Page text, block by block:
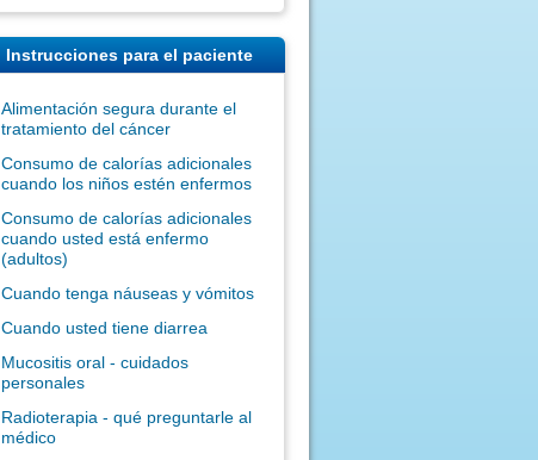
Instrucciones para el paciente
Alimentación segura durante el
tratamiento del cáncer
Consumo de calorías adicionales
cuando los niños estén enfermos
Consumo de calorías adicionales
cuando usted está enfermo
(adultos)
Cuando tenga náuseas y vómitos
Cuando usted tiene diarrea
Mucositis oral - cuidados
personales
Radioterapia - qué preguntarle al
médico